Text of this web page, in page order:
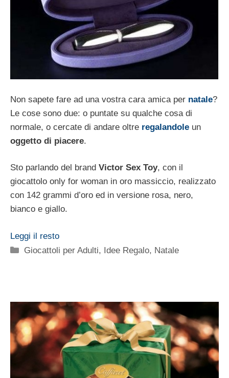
Non sapete fare ad una vostra cara amica per natale?
Le cose sono due: o puntate su qualche cosa di
normale, o cercate di andare oltre regalandole un
oggetto di piacere.
Sto parlando del brand Victor Sex Toy, con il
giocattolo only for woman in oro massiccio, realizzato
con 142 grammi d’oro ed in versione rosa, nero,
bianco e giallo.
Leggi il resto
Categorie
Giocattoli per Adulti, Idee Regalo, Natale